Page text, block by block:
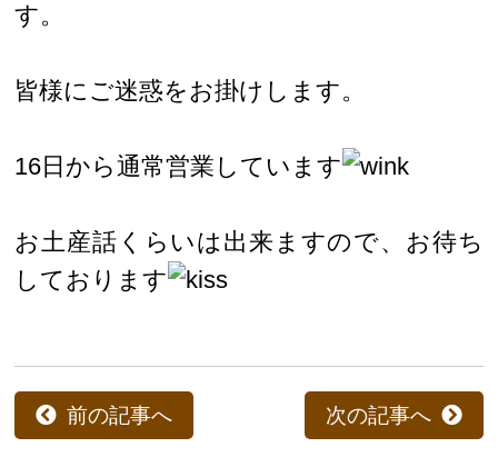
す。
皆様にご迷惑をお掛けします。
16日から通常営業しています
お土産話くらいは出来ますので、お待ち
しております
次の記事へ
前の記事へ